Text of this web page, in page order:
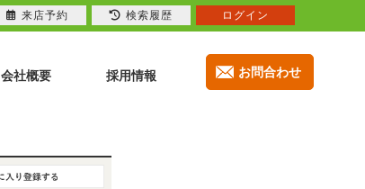
お問合わせ
会社概要 採用情報
来店予約 検索履歴 ログイン